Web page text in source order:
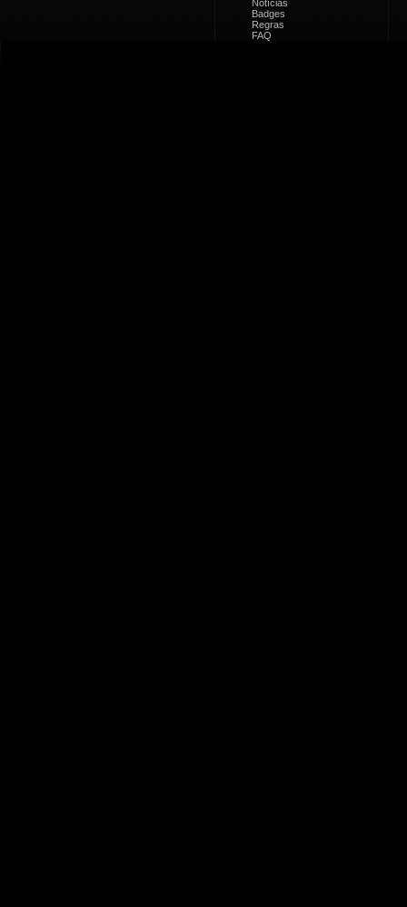
Notícias
Badges
Regras
FAQ